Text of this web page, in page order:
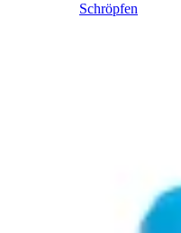
Schröpfen